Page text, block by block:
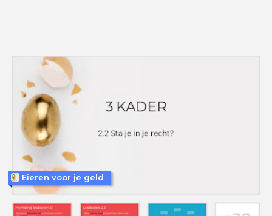
Eieren voor je geld